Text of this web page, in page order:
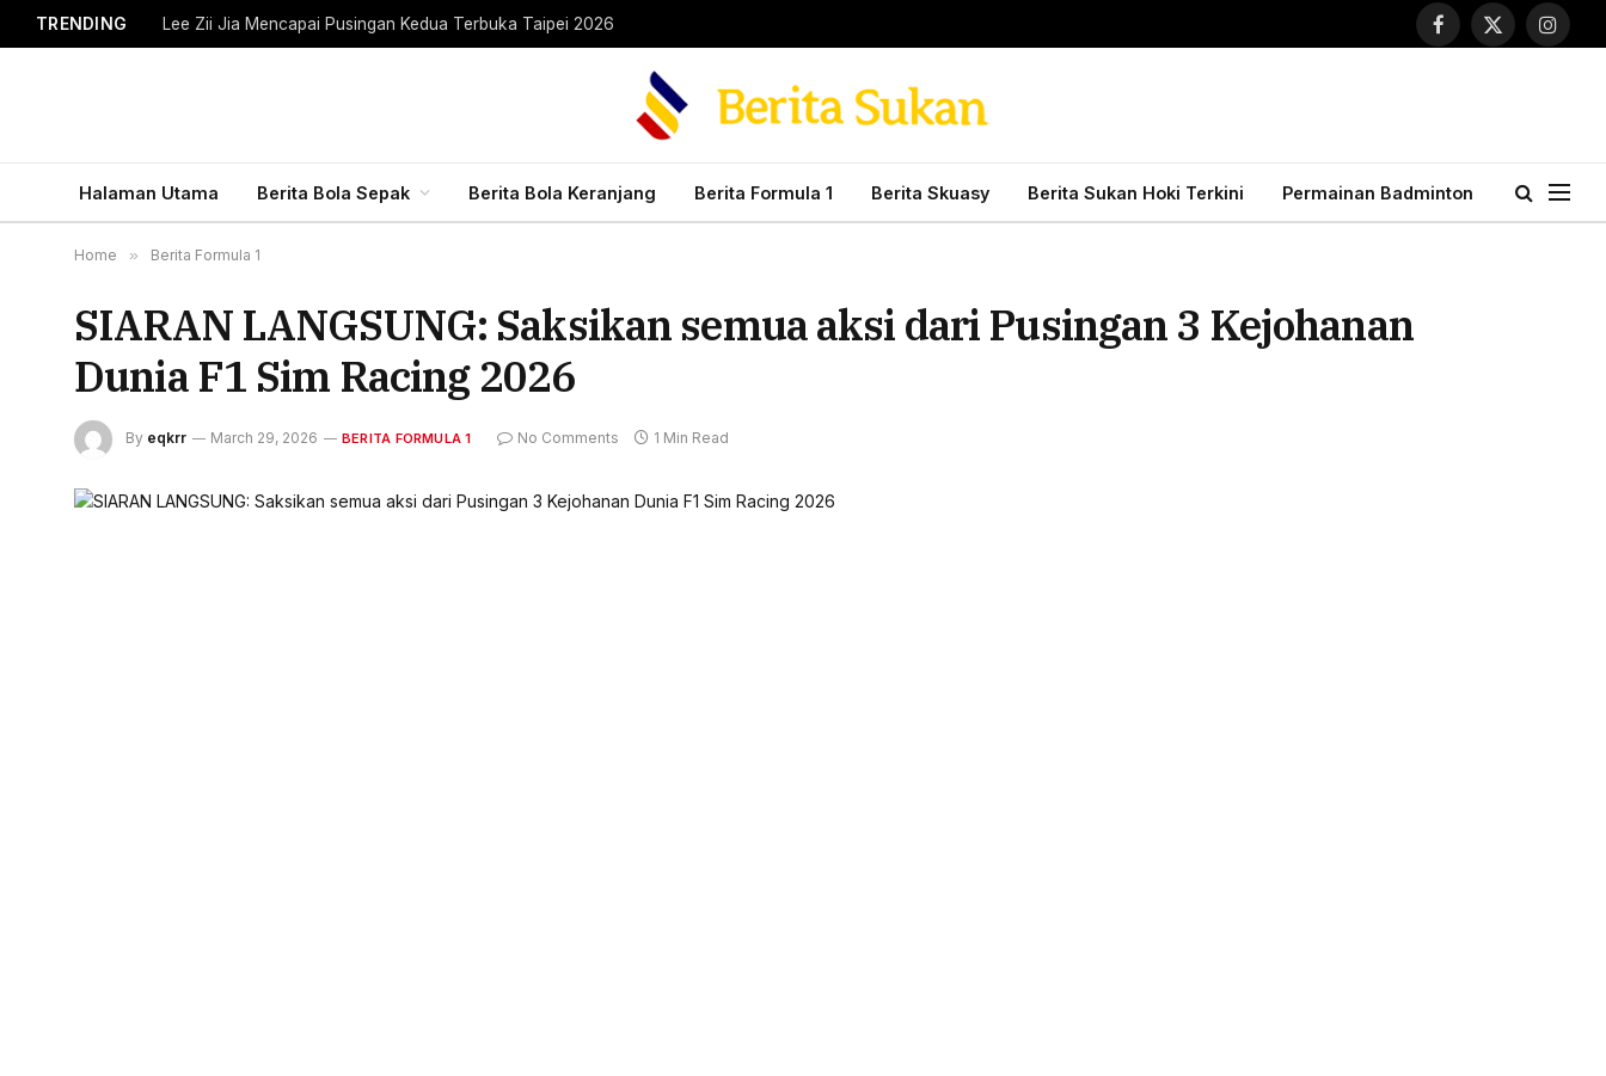
TRENDING Lee Zii Jia Mencapai Pusingan Kedua Terbuka Taipei 2026
Facebook
X
Halaman Utama Berita Bola Sepak Berita Bola Keranjang Berita Formula 1 Berita Skuasy Berita Sukan Hoki Terkini Permainan Badminton
Home » Berita Formula 1
SIARAN LANGSUNG: Saksikan semua aksi dari Pusingan 3 Kejohanan
Dunia F1 Sim Racing 2026
By eqkrr March 29, 2026 BERITA FORMULA 1 No Comments 1 Min Read